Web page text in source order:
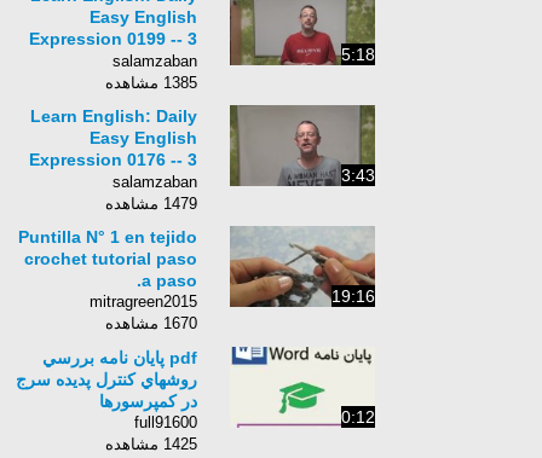
5:18
Easy English
Expression 0199 -- 3
Minute English
Lesson: ~ is not up
salamzaban
1385 مشاهده
3:43
Learn English: Daily
Easy English
Expression 0176 -- 3
Minute English
Lesson: I like them
salamzaban
1479 مشاهده
19:16
Puntilla N° 1 en tejido
crochet tutorial paso
a paso.
mitragreen2015
1670 مشاهده
0:12
pdf پایان نامه بررسي
روشهاي كنترل پديده سرج
در كمپرسورها
full91600
1425 مشاهده